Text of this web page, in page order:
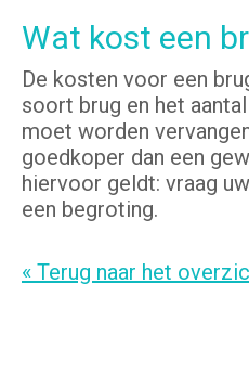
Wat kost een
De kosten voor een
soort brug en het
moet worden
goedkoper dan een
hiervoor geldt: vraag
een begroting.
« Terug naar het